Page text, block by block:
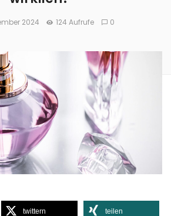
2024 124 Aufrufe 0
twittern teilen